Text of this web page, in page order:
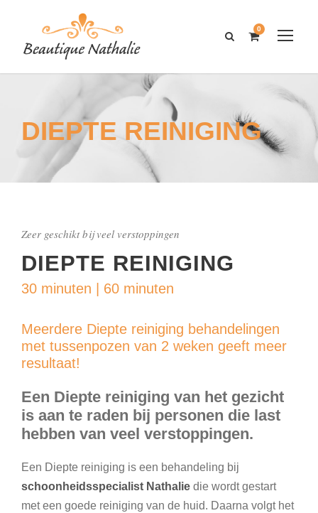
0
DIEPTE REINIGING
Zeer geschikt bij veel verstoppingen
DIEPTE REINIGING
30 minuten | 60 minuten
Meerdere Diepte reiniging behandelingen
met tussenpozen van 2 weken geeft meer
resultaat!
Een Diepte reiniging van het gezicht
is aan te raden bij personen die last
hebben van veel verstoppingen.
Een Diepte reiniging is een behandeling bij
schoonheidsspecialist Nathalie die wordt gestart
met een goede reiniging van de huid. Daarna volgt het